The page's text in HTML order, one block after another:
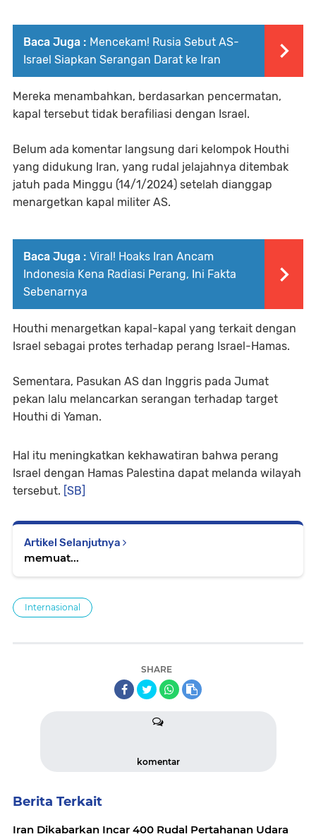
Baca Juga : Mencekam! Rusia Sebut AS-
Israel Siapkan Serangan Darat ke Iran
Mereka menambahkan, berdasarkan pencermatan,
kapal tersebut tidak berafiliasi dengan Israel.
Belum ada komentar langsung dari kelompok Houthi
yang didukung Iran, yang rudal jelajahnya ditembak
jatuh pada Minggu (14/1/2024) setelah dianggap
menargetkan kapal militer AS.
Baca Juga : Viral! Hoaks Iran Ancam
Indonesia Kena Radiasi Perang, Ini Fakta
Sebenarnya
Houthi menargetkan kapal-kapal yang terkait dengan
Israel sebagai protes terhadap perang Israel-Hamas.
Sementara, Pasukan AS dan Inggris pada Jumat
pekan lalu melancarkan serangan terhadap target
Houthi di Yaman.
Hal itu meningkatkan kekhawatiran bahwa perang
Israel dengan Hamas Palestina dapat melanda wilayah
tersebut. [SB]
Artikel Selanjutnya
memuat...
Internasional
SHARE
komentar
Berita Terkait
Iran Dikabarkan Incar 400 Rudal Pertahanan Udara